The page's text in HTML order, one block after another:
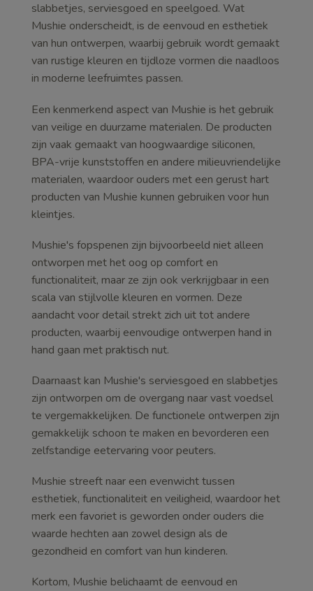
slabbetjes, serviesgoed en speelgoed. Wat
Mushie onderscheidt, is de eenvoud en esthetiek
van hun ontwerpen, waarbij gebruik wordt gemaakt
van rustige kleuren en tijdloze vormen die naadloos
in moderne leefruimtes passen.
Een kenmerkend aspect van Mushie is het gebruik
van veilige en duurzame materialen. De producten
zijn vaak gemaakt van hoogwaardige siliconen,
BPA-vrije kunststoffen en andere milieuvriendelijke
materialen, waardoor ouders met een gerust hart
producten van Mushie kunnen gebruiken voor hun
kleintjes.
Mushie's fopspenen zijn bijvoorbeeld niet alleen
ontworpen met het oog op comfort en
functionaliteit, maar ze zijn ook verkrijgbaar in een
scala van stijlvolle kleuren en vormen. Deze
aandacht voor detail strekt zich uit tot andere
producten, waarbij eenvoudige ontwerpen hand in
hand gaan met praktisch nut.
Daarnaast kan Mushie's serviesgoed en slabbetjes
zijn ontworpen om de overgang naar vast voedsel
te vergemakkelijken. De functionele ontwerpen zijn
gemakkelijk schoon te maken en bevorderen een
zelfstandige eetervaring voor peuters.
Mushie streeft naar een evenwicht tussen
esthetiek, functionaliteit en veiligheid, waardoor het
merk een favoriet is geworden onder ouders die
waarde hechten aan zowel design als de
gezondheid en comfort van hun kinderen.
Kortom, Mushie belichaamt de eenvoud en